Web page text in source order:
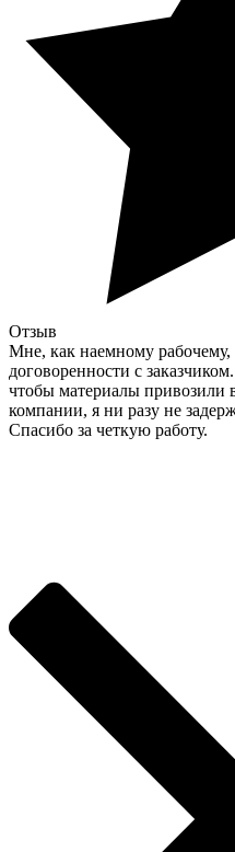
Отзыв
Мне, как наемному
договоренности с
чтобы материалы привозили
компании, я ни разу не
Спасибо за четкую работу.